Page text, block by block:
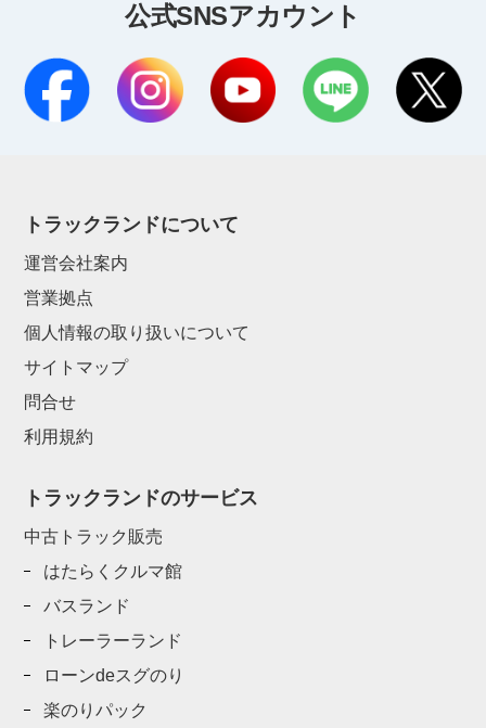
公式SNSアカウント
トラックランドについて
運営会社案内
営業拠点
個人情報の取り扱いについて
サイトマップ
問合せ
利用規約
トラックランドのサービス
中古トラック販売
はたらくクルマ館
バスランド
トレーラーランド
ローンdeスグのり
楽のりパック